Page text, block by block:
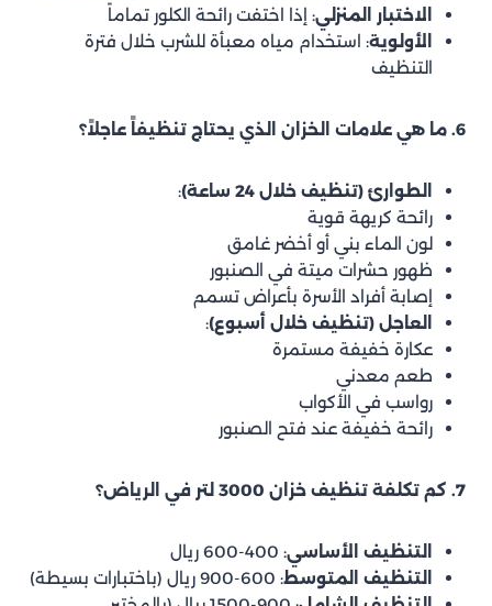
الاختبار المنزلي: إذا اختفت رائحة الكلور تماماً
الأولوية: استخدام مياه معبأة للشرب خلال فترة
التنظيف
6. ما هي علامات الخزان الذي يحتاج تنظيفاً عاجلاً؟
الطوارئ (تنظيف خلال 24 ساعة)
:
رائحة كريهة قوية
لون الماء بني أو أخضر غامق
ظهور حشرات ميتة في الصنبور
إصابة أفراد الأسرة بأعراض تسمم
العاجل (تنظيف خلال أسبوع):
عكارة خفيفة مستمرة
طعم معدني
رواسب في الأكواب
رائحة خفيفة عند فتح الصنبور
7. كم تكلفة تنظيف خزان 3000 لتر في الرياض؟
التنظيف الأساسي: 400-600 ريال
التنظيف المتوسط: 600-900 ريال (باختبارات بسيطة)